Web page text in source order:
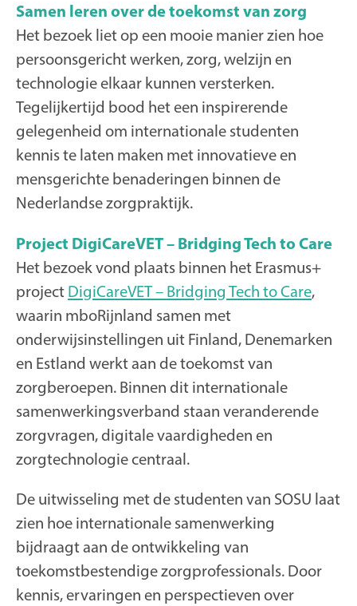
Samen leren over de toekomst van zorg
Het bezoek liet op een mooie manier zien hoe
persoonsgericht werken, zorg, welzijn en
technologie elkaar kunnen versterken.
Tegelijkertijd bood het een inspirerende
gelegenheid om internationale studenten
kennis te laten maken met innovatieve en
mensgerichte benaderingen binnen de
Nederlandse zorgpraktijk.
Project DigiCareVET – Bridging Tech to Care
Het bezoek vond plaats binnen het Erasmus+
project DigiCareVET – Bridging Tech to Care,
waarin mboRijnland samen met
onderwijsinstellingen uit Finland, Denemarken
en Estland werkt aan de toekomst van
zorgberoepen. Binnen dit internationale
samenwerkingsverband staan veranderende
zorgvragen, digitale vaardigheden en
zorgtechnologie centraal.
De uitwisseling met de studenten van SOSU laat
zien hoe internationale samenwerking
bijdraagt aan de ontwikkeling van
toekomstbestendige zorgprofessionals. Door
kennis, ervaringen en perspectieven over